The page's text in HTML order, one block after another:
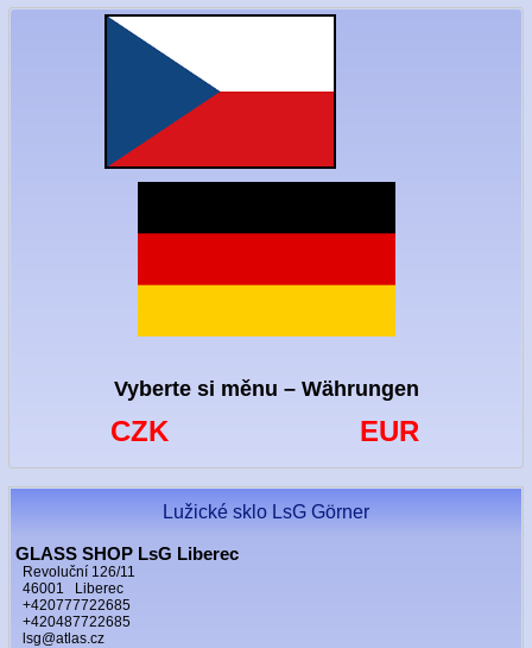
Vyberte si měnu – Währungen
CZK EUR
Lužické sklo LsG Görner
GLASS SHOP LsG Liberec
Revoluční 126/11
46001 Liberec
+420777722685
+420487722685
lsg@atlas.cz